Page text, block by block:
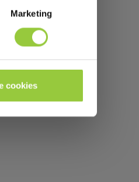
Marketing
cookies